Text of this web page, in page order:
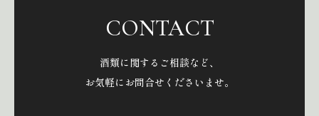
CONTACT
酒類に関するご相談など、
お気軽にお問合せくださいませ。